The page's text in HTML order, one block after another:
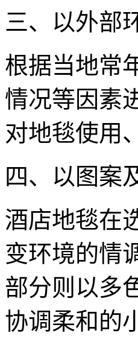
三、以外部
根据当地常
情况等因素
对地毯使用
四、以图案
酒店地毯在
变环境的情
部分则以多
协调柔和的